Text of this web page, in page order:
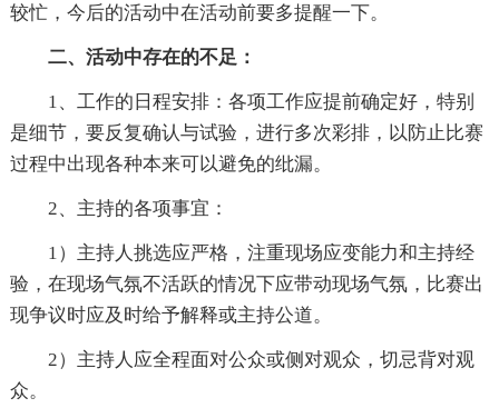
较忙，今后的活动中在活动前要多提醒一下。
二、活动中存在的不足：
1、工作的日程安排：各项工作应提前确定好，特别
是细节，要反复确认与试验，进行多次彩排，以防止比赛
过程中出现各种本来可以避免的纰漏。
2、主持的各项事宜：
1）主持人挑选应严格，注重现场应变能力和主持经
验，在现场气氛不活跃的情况下应带动现场气氛，比赛出
现争议时应及时给予解释或主持公道。
2）主持人应全程面对公众或侧对观众，切忌背对观
众。